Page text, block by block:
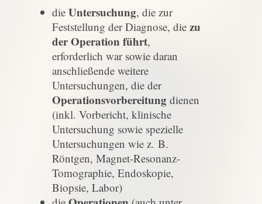
die Untersuchung, die zur
Feststellung der Diagnose, die zu
der Operation führt,
erforderlich war sowie daran
anschließende weitere
Untersuchungen, die der
Operationsvorbereitung dienen
(inkl. Vorbericht, klinische
Untersuchung sowie spezielle
Untersuchungen wie z. B.
Röntgen, Magnet-Resonanz-
Tomographie, Endoskopie,
Biopsie, Labor)